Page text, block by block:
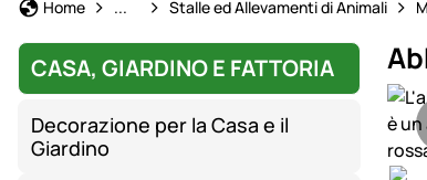
Home Casa, Giardino e Fattoria
... Stalle ed Allevamenti di Animali
CASA, GIARDINO E FATTORIA
Decorazione per la Casa e il
Giardino